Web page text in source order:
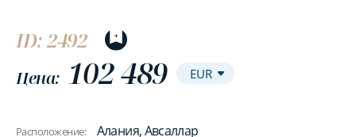
ID: 2492
Цена: 102 489
Расположение: Алания, Авсаллар